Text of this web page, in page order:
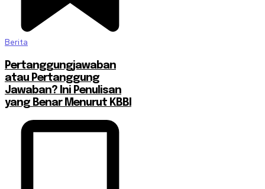
Berita
Pertanggungjawaban
atau Pertanggung
Jawaban? Ini Penulisan
yang Benar Menurut KBBI